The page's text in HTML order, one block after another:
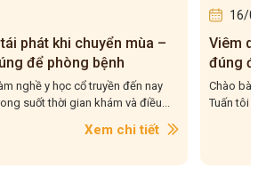
tái lại – Bà con hiểu
dứt điểm
địa tái đi tái lại là tình trạng mà
quá trình hơn 20...
Xem chi tiết
16/
5 bài
–
Chào bà
tôi gặp